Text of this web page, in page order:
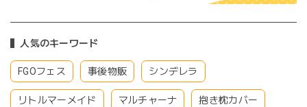
人気のキーワード
FGOフェス 事後物販 シンデレラ
リトルマーメイド マルチャーナ 抱き枕カバー